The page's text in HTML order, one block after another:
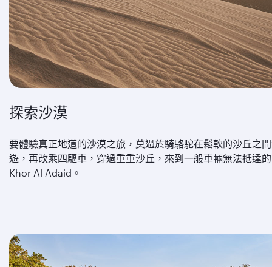
探索沙漠
要體驗真正地道的沙漠之旅，莫過於騎駱駝在鬆軟的沙丘之
遊，再改乘四驅車，穿過重重沙丘，來到一般車輛無法抵達的
Khor Al Adaid。